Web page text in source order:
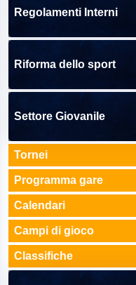
Regolamenti Interni
Riforma dello sport
Settore Giovanile
Tornei
Programma gare
Calendari
Campi di gioco
Classifiche